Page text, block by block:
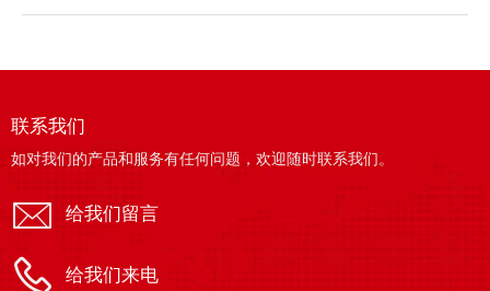
联系我们
如对我们的产品和服务有任何问题，欢迎随时联系我们。
给我们留言
给我们来电